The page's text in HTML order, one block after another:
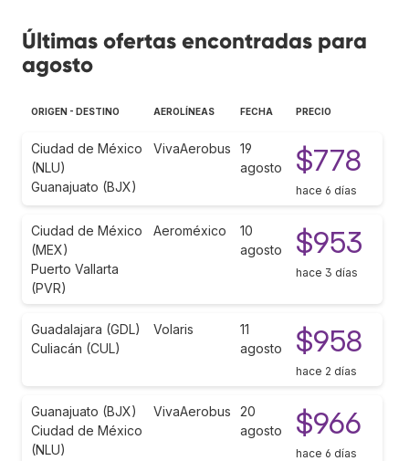
Últimas ofertas encontradas para
agosto
ORIGEN - DESTINO AEROLÍNEAS FECHA PRECIO
Ciudad de México
(NLU)
Guanajuato (BJX)
VivaAerobus
19
agosto
$778
hace 6 días
Ciudad de México
(MEX)
Puerto Vallarta
(PVR)
Aeroméxico
10
agosto
$953
hace 3 días
Guadalajara (GDL)
Culiacán (CUL)
Volaris
11
agosto
$958
hace 2 días
Guanajuato (BJX)
Ciudad de México
(NLU)
VivaAerobus
20
agosto
$966
hace 6 días